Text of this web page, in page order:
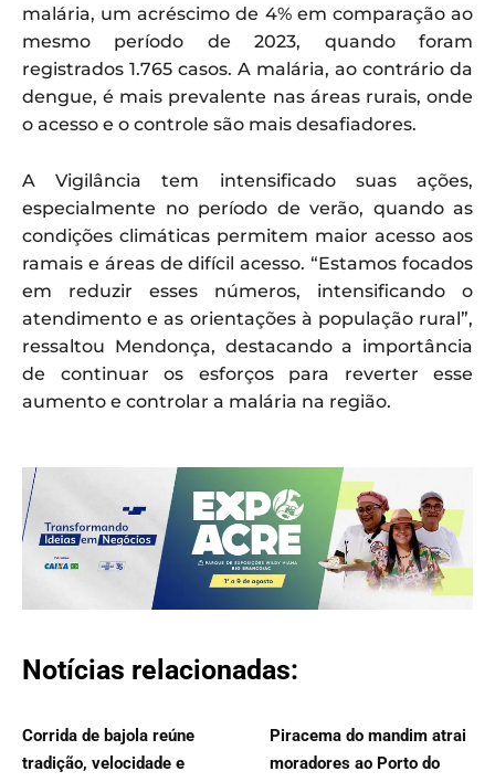
malária, um acréscimo de 4% em comparação ao
mesmo período de 2023, quando foram
registrados 1.765 casos. A malária, ao contrário da
dengue, é mais prevalente nas áreas rurais, onde
o acesso e o controle são mais desafiadores.
A Vigilância tem intensificado suas ações,
especialmente no período de verão, quando as
condições climáticas permitem maior acesso aos
ramais e áreas de difícil acesso. “Estamos focados
em reduzir esses números, intensificando o
atendimento e as orientações à população rural”,
ressaltou Mendonça, destacando a importância
de continuar os esforços para reverter esse
aumento e controlar a malária na região.
Notícias relacionadas:
Corrida de bajola reúne
tradição, velocidade e
Piracema do mandim atrai
moradores ao Porto do